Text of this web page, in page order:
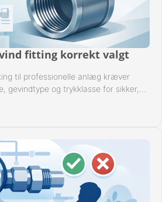
fitting korrekt valgt
til professionelle anlæg kræver
gevindtype og trykklasse for sikker,